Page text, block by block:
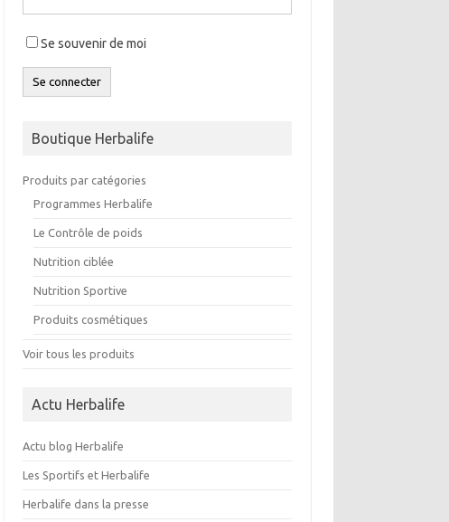
Se souvenir de moi
Se connecter
Boutique Herbalife
Produits par catégories
Programmes Herbalife
Le Contrôle de poids
Nutrition ciblée
Nutrition Sportive
Produits cosmétiques
Voir tous les produits
Actu Herbalife
Actu blog Herbalife
Les Sportifs et Herbalife
Herbalife dans la presse